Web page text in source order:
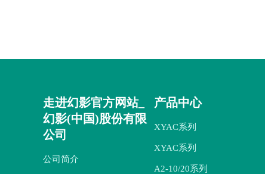
走进幻影官方网站_
幻影(中国)股份有限
公司
公司简介
产品中心
XYAC系列
XYAC系列
A2-10/20系列